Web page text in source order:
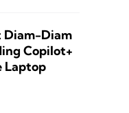
Diam-Diam
Copilot+
Laptop